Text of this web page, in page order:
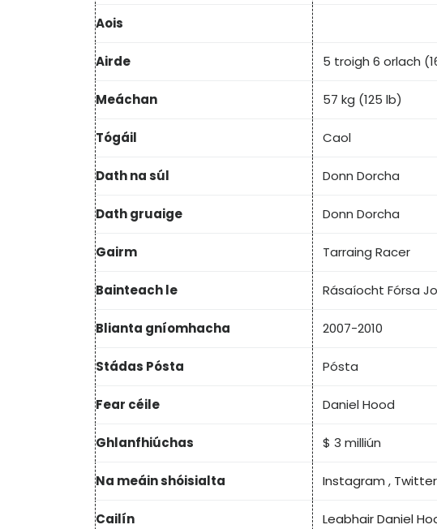
Aois
Airde 5 troigh 6 orlach
Meáchan 57 kg (125 lb)
Tógáil Caol
Dath na súl Donn Dorcha
Dath gruaige Donn Dorcha
Gairm Tarraing Racer
Bainteach le Rásaíocht Fórsa
Blianta gníomhacha 2007-2010
Stádas Pósta Pósta
Fear céile Daniel Hood
Ghlanfhiúchas $ 3 milliún
Na meáin shóisialta Instagram , Twitter
Cailín Leabhair Daniel